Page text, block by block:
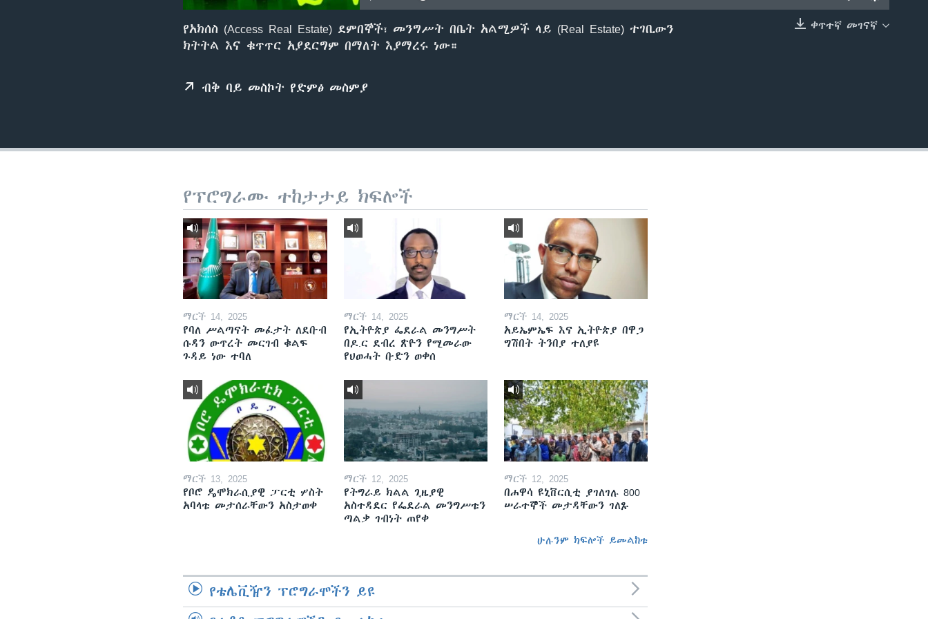
ቀጥተኛ መገናኛ
የአክሰስ (Access Real Estate) ደምበኞች፣ መንግሥት በቤት አልሚዎች ላይ (Real Estate) ተገቢውን
ክትትል እና ቁጥጥር አያደርግም በማለት እያማረሩ ነው።
ብቅ ባይ መስኮት የድምፅ መስምያ
የፕሮግራሙ ተከታታይ ክፍሎች
ማርች 14, 2025
የባለ ሥልጣናት መፈታት ለደቡብ
ሱዳን ውጥረት መርገብ ቁልፍ
ጉዳይ ነው ተባለ
ማርች 14, 2025
የኢትዮጵያ ፌደራል መንግሥት
በዶ.ር ደብረ ጽዮን የሚመራው
የህወሓት ቡድን ወቀሰ
ማርች 14, 2025
አይኤምኤፍ እና ኢትዮጵያ በዋጋ
ግሽበት ትንበያ ተለያዩ
ማርች 13, 2025
የቦሮ ዴሞክራሲያዊ ፓርቲ ሦስት
አባላቱ መታሰራቸውን አስታወቀ
ማርች 12, 2025
የትግራይ ክልል ጊዜያዊ
አስተዳደር የፌደራል መንግሥቱን
ጣልቃ ገብነት ጠየቀ
ማርች 12, 2025
በሐዋሳ ዩኒቨርሲቲ ያገለገሉ 800
ሠራተኞች መታዳቸውን ገለጹ
ሁሉንም ክፍሎች ይመልከቱ
የቴሌቪዥን ፕሮግራሞችን ይዩ